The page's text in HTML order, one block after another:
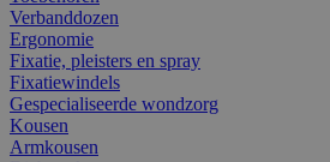
Verbanddozen
Ergonomie
Fixatie, pleisters en spray
Fixatiewindels
Gespecialiseerde wondzorg
Kousen
Armkousen